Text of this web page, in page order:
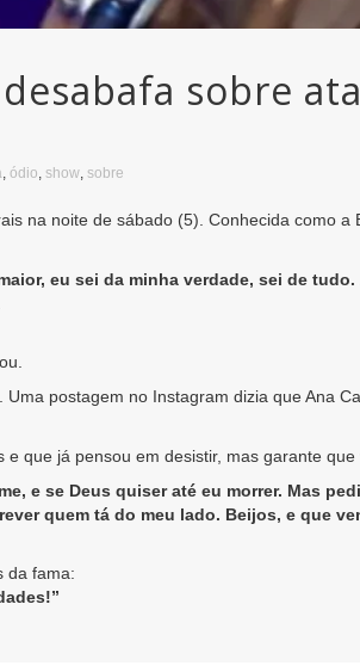
sobre
, ódio, show, sobre
na noite de sábado (5). Conhecida como a
eu sei da minha verdade, sei de
postagem no Instagram dizia que Ana
que já pensou em desistir, mas garante que
e se Deus quiser até eu morrer. Mas
quem tá do meu lado. Beijos, e que
da fama: